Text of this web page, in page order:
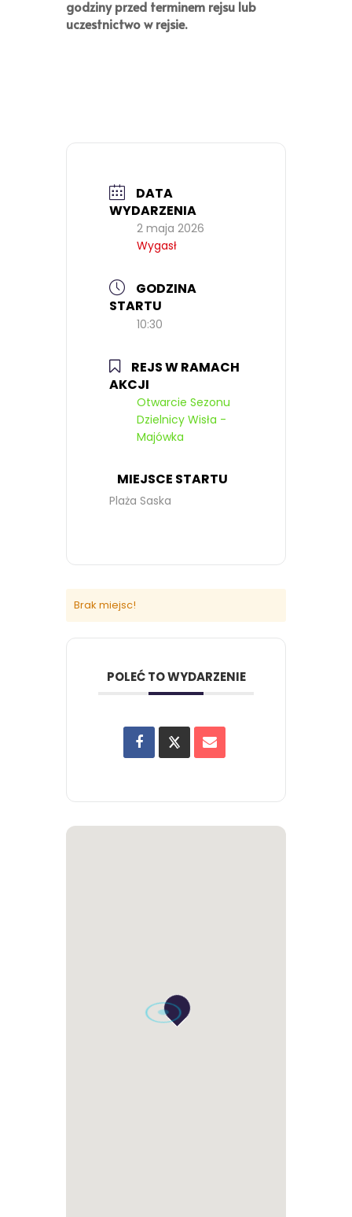
godziny przed terminem rejsu lub
uczestnictwo w rejsie.
DATA
WYDARZENIA
2 maja 2026
Wygasł
GODZINA
STARTU
10:30
REJS W RAMACH
AKCJI
Otwarcie Sezonu
Dzielnicy Wisła -
Majówka
MIEJSCE STARTU
Plaża Saska
Brak miejsc!
POLEĆ TO WYDARZENIE